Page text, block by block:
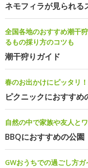
ネモフィラが見られる
全国各地のおすすめ潮干
るもの採り方のコツも
潮干狩りガイド
春のお出かけにピッタリ！
ピクニックにおすすめ
自然の中で家族や友人と
BBQにおすすめの公園
GWおうちでの過ごし方ガ